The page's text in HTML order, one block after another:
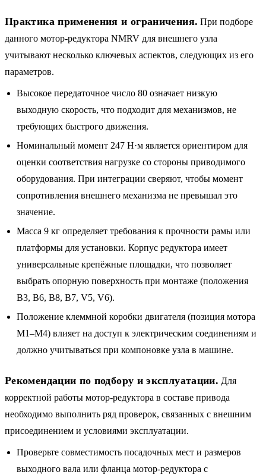
Практика применения и ограничения. При подборе
данного мотор-редуктора NMRV для внешнего узла
учитывают несколько ключевых аспектов, следующих из его
параметров.
Высокое передаточное число 80 означает низкую
выходную скорость, что подходит для механизмов, не
требующих быстрого движения.
Номинальный момент 247 Н·м является ориентиром для
оценки соответствия нагрузке со стороны приводимого
оборудования. При интеграции сверяют, чтобы момент
сопротивления внешнего механизма не превышал это
значение.
Масса 9 кг определяет требования к прочности рамы или
платформы для установки. Корпус редуктора имеет
универсальные крепёжные площадки, что позволяет
выбрать опорную поверхность при монтаже (положения
B3, B6, B8, B7, V5, V6).
Положение клеммной коробки двигателя (позиция мотора
M1–M4) влияет на доступ к электрическим соединениям и
должно учитываться при компоновке узла в машине.
Рекомендации по подбору и эксплуатации. Для
корректной работы мотор-редуктора в составе привода
необходимо выполнить ряд проверок, связанных с внешним
присоединением и условиями эксплуатации.
Проверьте совместимость посадочных мест и размеров
выходного вала или фланца мотор-редуктора с